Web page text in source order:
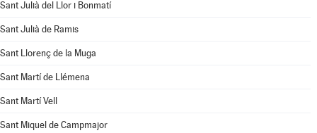
Sant Julià del Llor i Bonmatí
Sant Julià de Ramis
Sant Llorenç de la Muga
Sant Martí de Llémena
Sant Martí Vell
Sant Miquel de Campmajor